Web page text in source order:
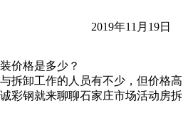
2019年11月19日
价格是多少？
拆卸工作的人员有不少，但价格高
彩钢就来聊聊石家庄市场活动房拆